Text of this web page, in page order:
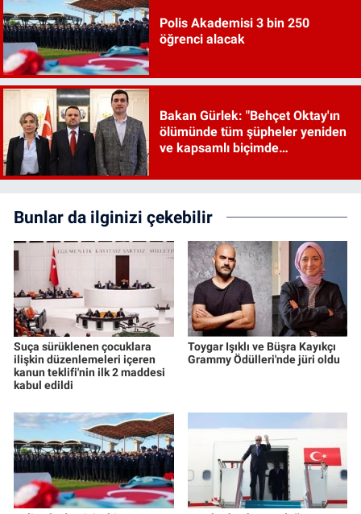
Polis Akademisi 3 bin 250
öğrenci alacak
Bakan Gürlek: "Behçet Oktay'ın
ölümünde tüm şüpheler yeniden
ve kapsamlı biçimde
Bunlar da ilginizi çekebilir
Suça sürüklenen çocuklara
ilişkin düzenlemeleri içeren
kanun teklifi'nin ilk 2 maddesi
kabul edildi
Toygar Işıklı ve Büşra Kayıkçı
Grammy Ödülleri'nde jüri oldu